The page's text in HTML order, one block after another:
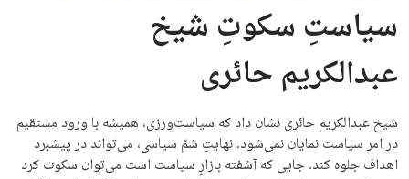
سیاستِ سکوتِ شیخ
عبدالکریم حائری
شیخ عبدالکریم حائری نشان داد که سیاست‌ورزی، همیشه با ورود مستقیم
در امر سیاست نمایان نمی‌شود. نهایتِ شمّ سیاسی، می‌تواند در پیشبرد
اهداف جلوه کند. جایی که آشفته بازارِ سیاست است می‌توان سکوت کرد